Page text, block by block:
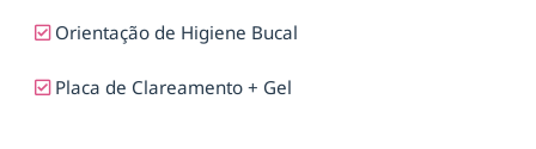
Orientação de Higiene Bucal
Placa de Clareamento + Gel